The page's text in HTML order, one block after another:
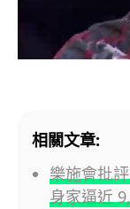
相關文章:
樂施會批
身家逼近